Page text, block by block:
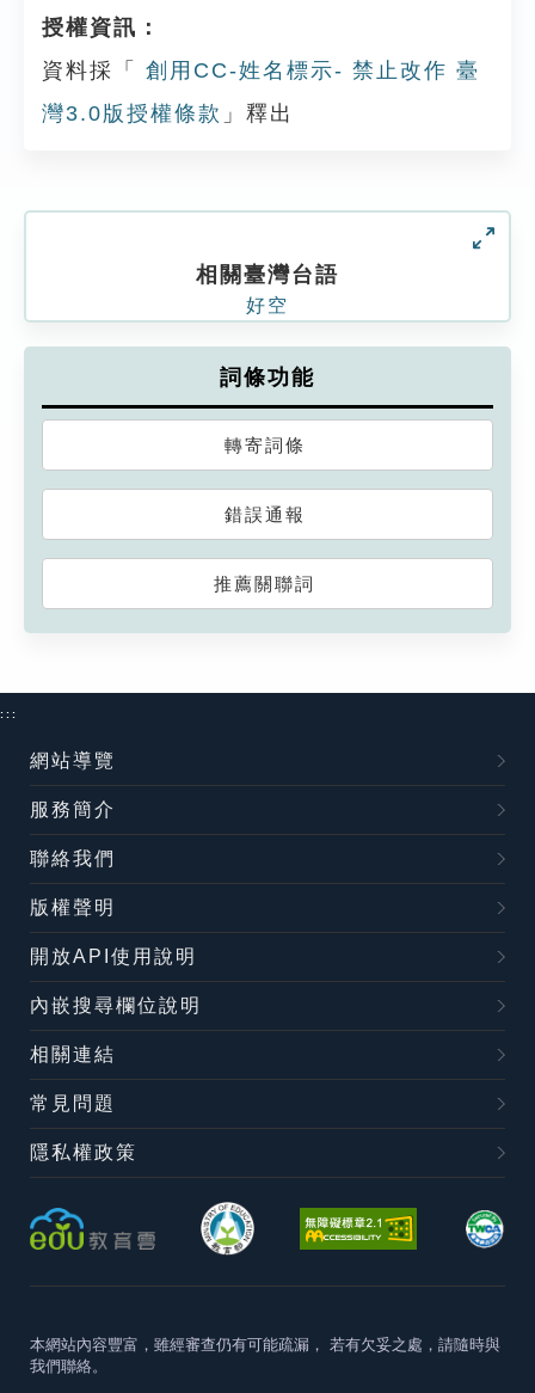
授權資訊：
資料採「
創用CC-姓名標示- 禁止改作 臺
灣3.0版授權條款 」釋出
相關臺灣台語
好空
詞條功能
轉寄詞條
錯誤通報
推薦關聯詞
:::
網站導覽
服務簡介
聯絡我們
版權聲明
開放API使用說明
內嵌搜尋欄位說明
相關連結
常見問題
隱私權政策
本網站內容豐富，雖經審查仍有可能疏漏， 若有欠妥之處，請隨時與
我們聯絡。